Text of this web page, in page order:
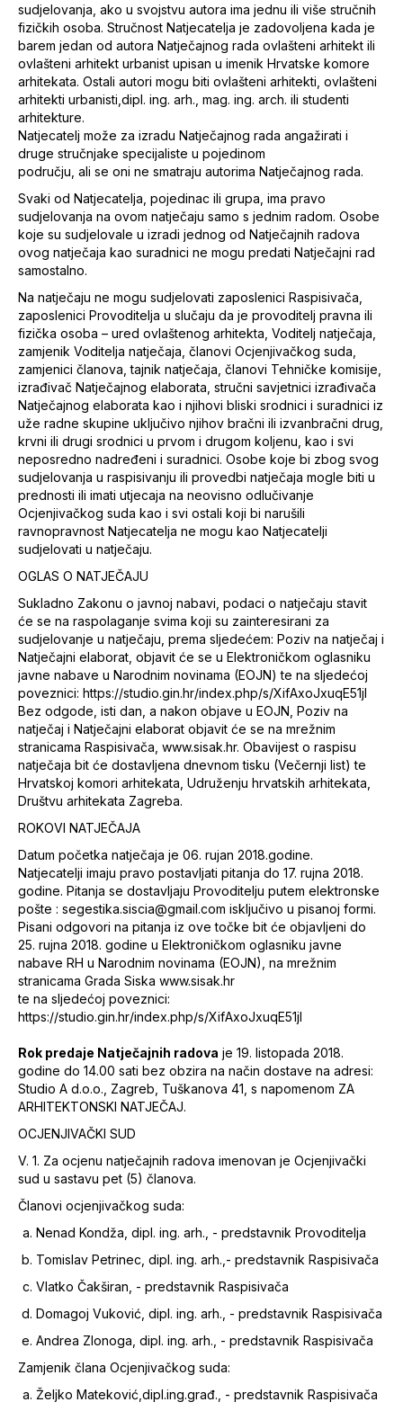
sudjelovanja, ako u svojstvu autora ima jednu ili više stručnih
fizičkih osoba. Stručnost Natjecatelja je zadovoljena kada je
barem jedan od autora Natječajnog rada ovlašteni arhitekt ili
ovlašteni arhitekt urbanist upisan u imenik Hrvatske komore
arhitekata. Ostali autori mogu biti ovlašteni arhitekti, ovlašteni
arhitekti urbanisti,dipl. ing. arh., mag. ing. arch. ili studenti
arhitekture.
Natjecatelj može za izradu Natječajnog rada angažirati i
druge stručnjake specijaliste u pojedinom
području, ali se oni ne smatraju autorima Natječajnog rada.
Svaki od Natjecatelja, pojedinac ili grupa, ima pravo
sudjelovanja na ovom natječaju samo s jednim radom. Osobe
koje su sudjelovale u izradi jednog od Natječajnih radova
ovog natječaja kao suradnici ne mogu predati Natječajni rad
samostalno.
Na natječaju ne mogu sudjelovati zaposlenici Raspisivača,
zaposlenici Provoditelja u slučaju da je provoditelj pravna ili
fizička osoba – ured ovlaštenog arhitekta, Voditelj natječaja,
zamjenik Voditelja natječaja, članovi Ocjenjivačkog suda,
zamjenici članova, tajnik natječaja, članovi Tehničke komisije,
izrađivač Natječajnog elaborata, stručni savjetnici izrađivača
Natječajnog elaborata kao i njihovi bliski srodnici i suradnici iz
uže radne skupine uključivo njihov bračni ili izvanbračni drug,
krvni ili drugi srodnici u prvom i drugom koljenu, kao i svi
neposredno nadređeni i suradnici. Osobe koje bi zbog svog
sudjelovanja u raspisivanju ili provedbi natječaja mogle biti u
prednosti ili imati utjecaja na neovisno odlučivanje
Ocjenjivačkog suda kao i svi ostali koji bi narušili
ravnopravnost Natjecatelja ne mogu kao Natjecatelji
sudjelovati u natječaju.
OGLAS O NATJEČAJU
Sukladno Zakonu o javnoj nabavi, podaci o natječaju stavit
će se na raspolaganje svima koji su zainteresirani za
sudjelovanje u natječaju, prema sljedećem: Poziv na natječaj i
Natječajni elaborat, objavit će se u Elektroničkom oglasniku
javne nabave u Narodnim novinama (EOJN) te na sljedećoj
poveznici: https://studio.gin.hr/index.php/s/XifAxoJxuqE51jI
Bez odgode, isti dan, a nakon objave u EOJN, Poziv na
natječaj i Natječajni elaborat objavit će se na mrežnim
stranicama Raspisivača, www.sisak.hr. Obavijest o raspisu
natječaja bit će dostavljena dnevnom tisku (Večernji list) te
Hrvatskoj komori arhitekata, Udruženju hrvatskih arhitekata,
Društvu arhitekata Zagreba.
ROKOVI NATJEČAJA
Datum početka natječaja je 06. rujan 2018.godine.
Natjecatelji imaju pravo postavljati pitanja do 17. rujna 2018.
godine. Pitanja se dostavljaju Provoditelju putem elektronske
pošte : segestika.siscia@gmail.com isključivo u pisanoj formi.
Pisani odgovori na pitanja iz ove točke bit će objavljeni do
25. rujna 2018. godine u Elektroničkom oglasniku javne
nabave RH u Narodnim novinama (EOJN), na mrežnim
stranicama Grada Siska www.sisak.hr
te na sljedećoj poveznici:
https://studio.gin.hr/index.php/s/XifAxoJxuqE51jI
Rok predaje Natječajnih radova je 19. listopada 2018.
godine do 14.00 sati bez obzira na način dostave na adresi:
Studio A d.o.o., Zagreb, Tuškanova 41, s napomenom ZA
ARHITEKTONSKI NATJEČAJ.
OCJENJIVAČKI SUD
V. 1. Za ocjenu natječajnih radova imenovan je Ocjenjivački
sud u sastavu pet (5) članova.
Članovi ocjenjivačkog suda:
Nenad Kondža, dipl. ing. arh., - predstavnik Provoditelja
Tomislav Petrinec, dipl. ing. arh.,- predstavnik Raspisivača
Vlatko Čakširan, - predstavnik Raspisivača
Domagoj Vuković, dipl. ing. arh., - predstavnik Raspisivača
Andrea Zlonoga, dipl. ing. arh., - predstavnik Raspisivača
Zamjenik člana Ocjenjivačkog suda:
Željko Mateković,dipl.ing.građ., - predstavnik Raspisivača